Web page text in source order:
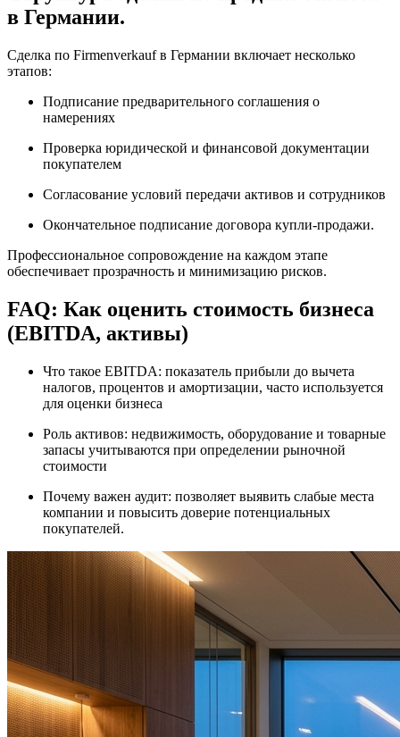
в Германии.
Сделка по Firmenverkauf в Германии включает несколько
этапов:
Подписание предварительного соглашения о
намерениях
Проверка юридической и финансовой документации
покупателем
Согласование условий передачи активов и сотрудников
Окончательное подписание договора купли-продажи.
Профессиональное сопровождение на каждом этапе
обеспечивает прозрачность и минимизацию рисков.
FAQ: Как оценить стоимость бизнеса
(EBITDA, активы)
Что такое EBITDA: показатель прибыли до вычета
налогов, процентов и амортизации, часто используется
для оценки бизнеса
Роль активов: недвижимость, оборудование и товарные
запасы учитываются при определении рыночной
стоимости
Почему важен аудит: позволяет выявить слабые места
компании и повысить доверие потенциальных
покупателей.